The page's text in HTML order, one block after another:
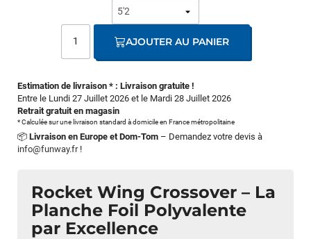
Rocket Wing Crossover – La
Planche Foil Polyvalente
par Excellence
Estimation de livraison * : Livraison gratuite !
Entre le Lundi 27 Juillet 2026 et le Mardi 28 Juillet 2026
Retrait gratuit en magasin
* Calculée sur une livraison standard à domicile en France métropolitaine
📦 Livraison en Europe et Dom-Tom – Demandez votre devis à
info@funway.fr!
AJOUTER AU PANIER